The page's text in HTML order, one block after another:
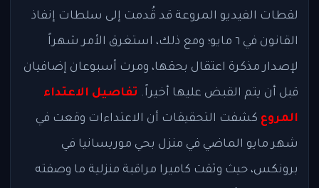
لقطات الفيديو المروعة قد قُدمت إلى سلطات إنفاذ
القانون في ٦ مايو؛ ومع ذلك، استغرق الأمر شهراً
لإصدار مذكرة اعتقال بحقها، ومرت أسبوعان إضافيان
قبل أن يتم القبض عليها أخيراً. تفاصيل الاعتداء
المروع كشفت التحقيقات أن الاعتداءات وقعت في
شهر مايو الماضي في منزل بحي موريسانيا في
برونكس، حيث وثقت كاميرا مراقبة منزلية ما وصفته